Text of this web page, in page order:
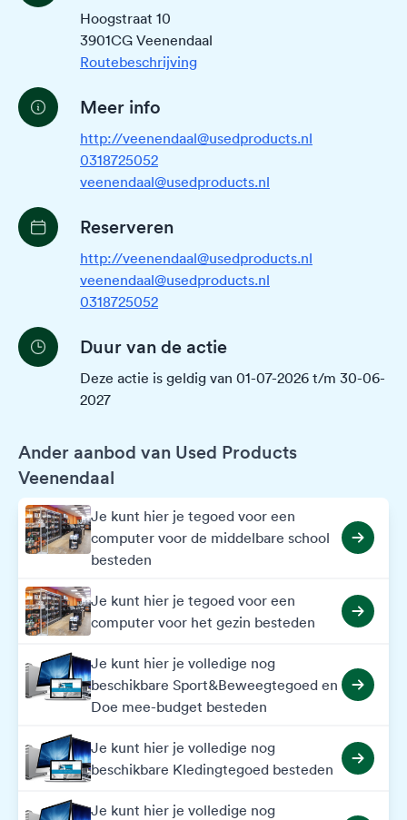
Hoogstraat 10
3901CG Veenendaal
Routebeschrijving
Meer info
http://veenendaal@usedproducts.nl
0318725052
veenendaal@usedproducts.nl
Reserveren
http://veenendaal@usedproducts.nl
veenendaal@usedproducts.nl
0318725052
Duur van de actie
Deze actie is geldig van 01-07-2026 t/m 30-06-
2027
Ander aanbod van Used Products
Veenendaal
Je kunt hier je tegoed voor een
computer voor de middelbare school
besteden
Je kunt hier je tegoed voor een
computer voor het gezin besteden
Je kunt hier je volledige nog
beschikbare Sport&Beweegtegoed en
Doe mee-budget besteden
Je kunt hier je volledige nog
beschikbare Kledingtegoed besteden
Je kunt hier je volledige nog